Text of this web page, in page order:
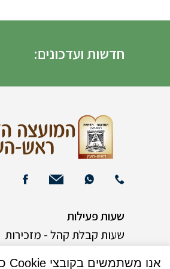
חדשות ועדכונים:
שעות פעילות
שעות קבלת קהל - מזכירות
אנו משתמשים בקובצי Cookie כדי לשפר את חוויית המשתמש שלך באתר שלנו. על ידי גלישה באתר זה, הנך מסכים לשימוש שלנו בקובצי Cookie.